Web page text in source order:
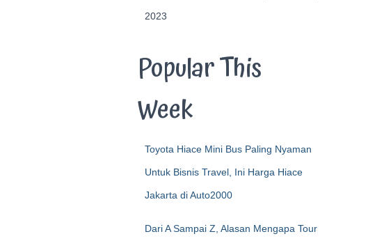
2023
Popular This
Week
Toyota Hiace Mini Bus Paling Nyaman
Untuk Bisnis Travel, Ini Harga Hiace
Jakarta di Auto2000
Dari A Sampai Z, Alasan Mengapa Tour